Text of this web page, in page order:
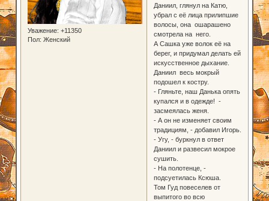
Уважение: +11350
Пол: Женский
Даниил, глянул на Катю,
убрал с её лица прилипшие
волосы, она ошарашено
смотрела на него.
А Сашка уже волок её на
берег, и придумал делать ей
искусственное дыхание.
Даниил весь мокрый
подошел к костру.
- Гляньте, наш Данька опять
купался и в одежде! -
засмеялась женя.
- А он не изменяет своим
традициям, - добавил Игорь.
- Угу, - буркнул в ответ
Даниил и развесил мокрое
сушить.
- На полотенце, -
подсуетилась Ксюша.
Том Гуд повеселев от
выпитого во всю